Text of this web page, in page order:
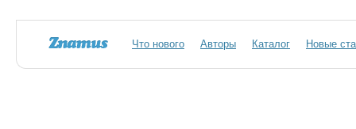
Что нового Авторы Каталог Новые